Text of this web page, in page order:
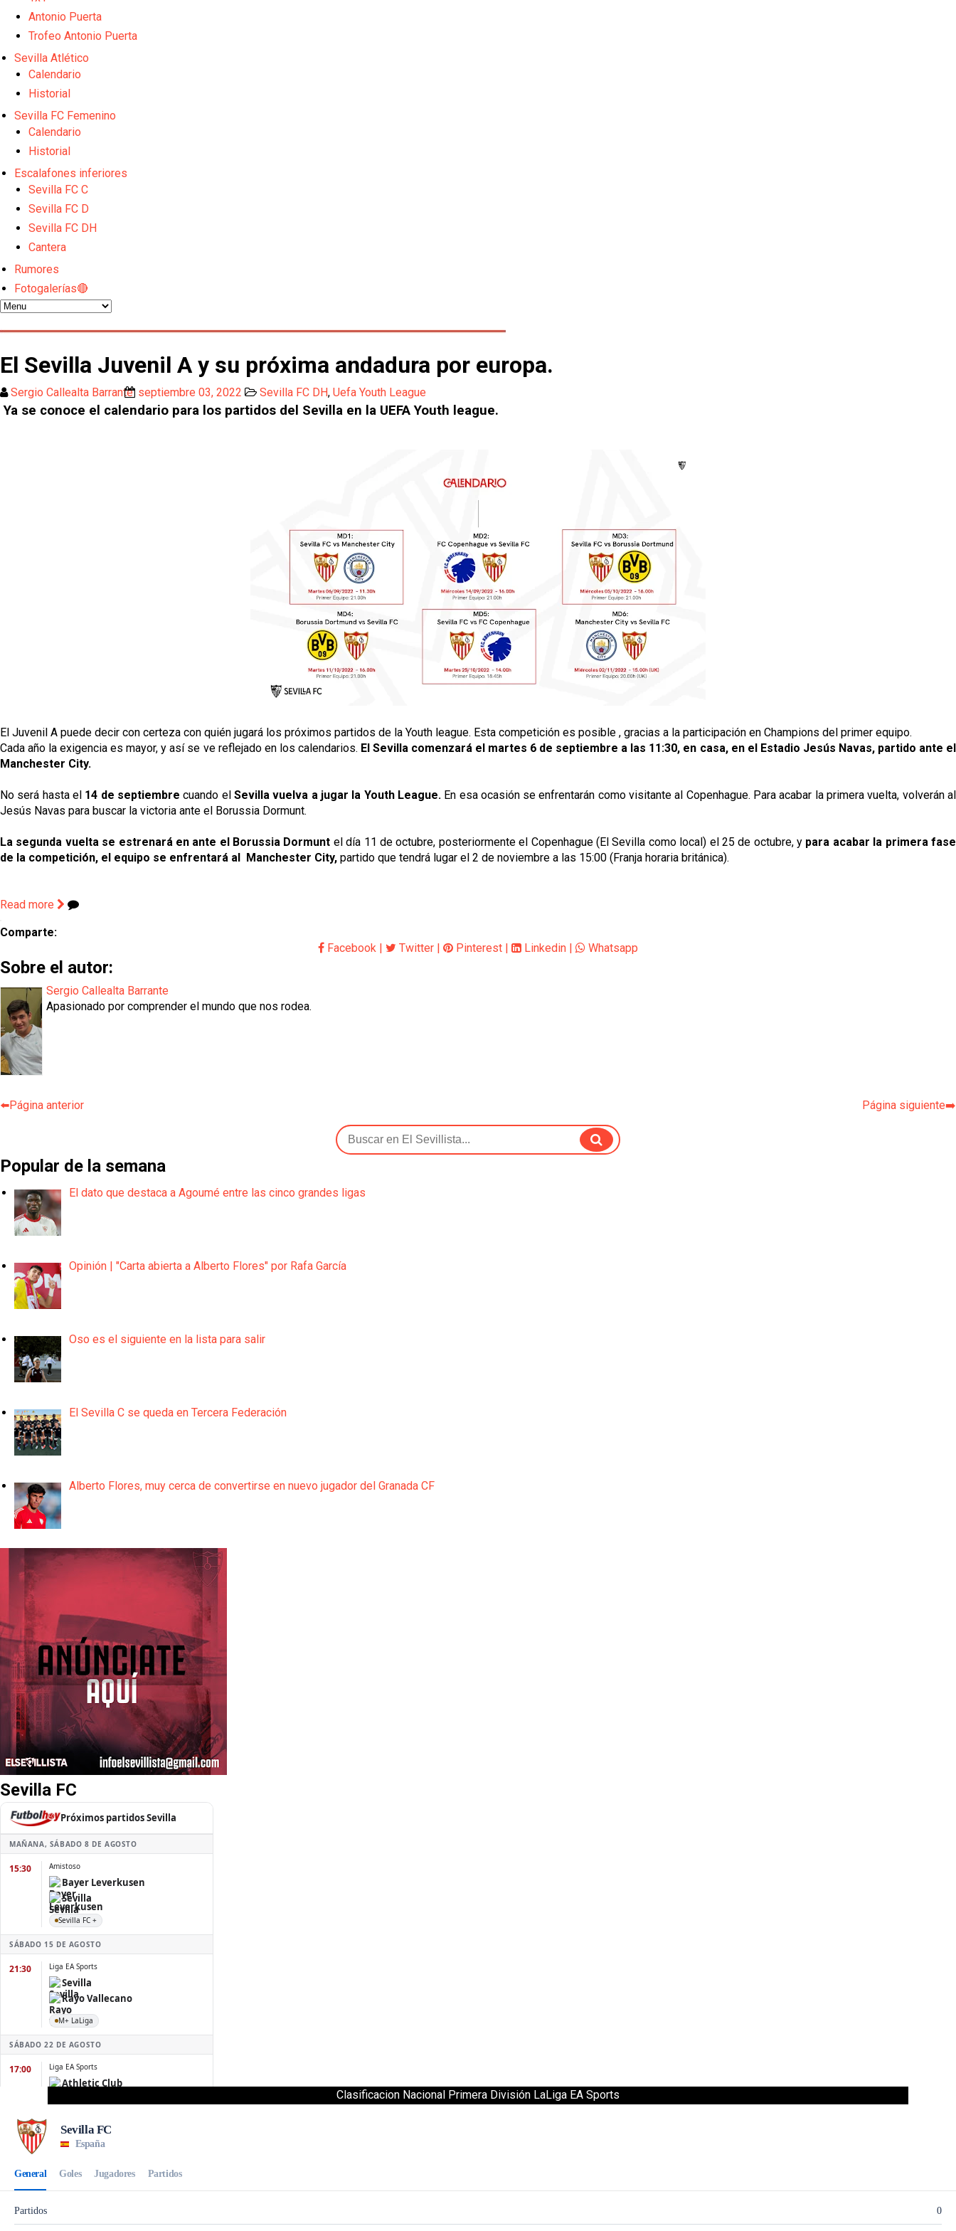
Oso es el siguiente en la lista para salir
Banquillos confirmados: así queda la cantera del Sevilla Femenino para la 2026/27
Previa | El Sevilla FC cierra la pretemporada con el exigente choque ante el Bayer Leverkusen
Antonio Puerta
Trofeo Antonio Puerta
Sevilla Atlético
Calendario
Historial
Sevilla FC Femenino
Calendario
Historial
Escalafones inferiores
Sevilla FC C
Sevilla FC D
Sevilla FC DH
Cantera
Rumores
Fotogalerías🔴
El Sevilla Juvenil A y su próxima andadura por europa.
Sergio Callealta Barrante septiembre 03, 2022 Sevilla FC DH, Uefa Youth League
Ya se conoce el calendario para los partidos del Sevilla en la UEFA Youth league.
El Juvenil A puede decir con certeza con quién jugará los próximos partidos de la Youth league. Esta competición es posible , gracias a la participación en Champions del primer equipo.
Cada año la exigencia es mayor, y así se ve reflejado en los calendarios. El Sevilla comenzará el martes 6 de septiembre a las 11:30, en casa, en el Estadio Jesús Navas, partido ante el
Manchester City.
No será hasta el 14 de septiembre cuando el Sevilla vuelva a jugar la Youth League.En esa ocasión se enfrentarán como visitante al Copenhague. Para acabar la primera vuelta, volverán al
Jesús Navas para buscar la victoria ante el Borussia Dormunt.
La segunda vuelta se estrenará en ante el Borussia Dormunt el día 11 de octubre, posteriormente el Copenhague (El Sevilla como local) el 25 de octubre, y para acabar la primera fase
de la competición, el equipo se enfrentará al Manchester City, partido que tendrá lugar el 2 de noviembre a las 15:00 (Franja horaria británica).
Read more
Comparte:
Facebook | Twitter | Pinterest | Linkedin | Whatsapp
Sobre el autor:
Sergio Callealta Barrante
Apasionado por comprender el mundo que nos rodea.
⬅️Página anterior Página siguiente➡️
Popular de la semana
El dato que destaca a Agoumé entre las cinco grandes ligas
Opinión | "Carta abierta a Alberto Flores" por Rafa García
Oso es el siguiente en la lista para salir
El Sevilla C se queda en Tercera Federación
Alberto Flores, muy cerca de convertirse en nuevo jugador del Granada CF
Sevilla FC
Clasificacion Nacional Primera División LaLiga EA Sports